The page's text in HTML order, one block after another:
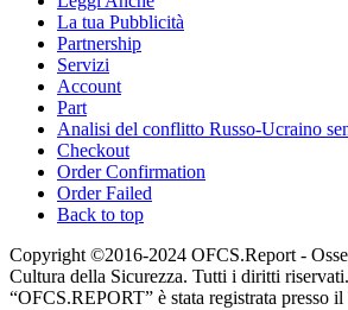
La tua Pubblicità
Partnership
Servizi
Account
Part
Analisi del conflitto Russo-Ucraino
Checkout
Order Confirmation
Order Failed
Back to top
Copyright ©2016-2024 OFCS.Report -
Cultura della Sicurezza. Tutti i diritti
“OFCS.REPORT” è stata registrata presso